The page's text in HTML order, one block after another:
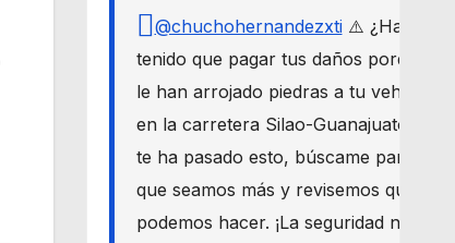
@chuchohernandezxti⚠️ ¿Has
tenido que pagar tus daños porque
le han arrojado piedras a tu vehículo
en la carretera Silao-Guanajuato? Si
te ha pasado esto, búscame para
que seamos más y revisemos qué
podemos hacer. ¡La seguridad nos